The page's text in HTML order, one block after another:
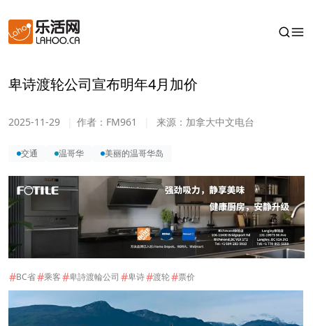
卑诗渡轮公司宣布明年4月加价
2025-11-29 作者： FM961 来源： 加拿大中文电台
交通 温哥华 美丽的温哥华岛
#BC省#乘客#卑詩渡輪公司 #卑诗#渡轮#票价